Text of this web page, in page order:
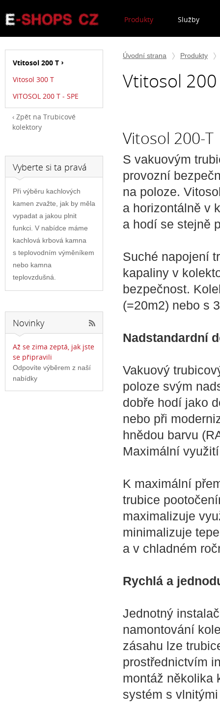
Produkty Služby
Úvodní strana Produkty
Vtitosol 200
Vitosol 200-T
S vakuovým
provozní
na poloze.
a horizontálně v
a hodí se stejně
Suché napojení
kapaliny v
bezpečnost.
(=20m2) nebo s
Nadstandardní
Vakuový
poloze svým
dobře hodí jako
nebo při
hnědou barvu
Maximální
K maximální
trubice
maximalizuje
minimalizuje
a v chladném
Rychlá a
Jednotný
namontování
zásahu lze
prostřednictvím
montáž několika
systém s
Vtitosol 200 T
Vitosol 300 T
VITOSOL 200 T - SPE
Zpět na Trubicové
kolektory
Vyberte si ta pravá
Při výběru kachlových
kamen zvažte, jak by měla
vypadat a jakou plnit
funkci. V nabídce máme
kachlová krbová kamna
s teplovodním výměníkem
nebo kamna
teplovzdušná.
Novinky
Až se zima zeptá, jak jste
se připravili
Odpovíte výběrem z naší
nabídky